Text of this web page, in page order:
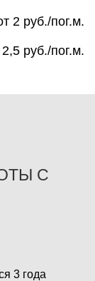
2 руб./пог.м.
2,5 руб./пог.м.
С
3 года